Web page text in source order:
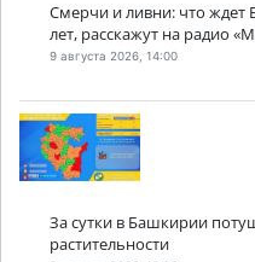
Смерчи и ливни: что
лет, расскажут на радио
9 августа 2026, 14:00
За сутки в Башкирии
растительности